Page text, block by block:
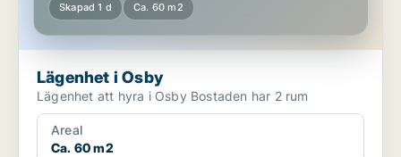
Skapad 1 d Ca. 60 m2
Lägenhet i Osby
Lägenhet att hyra i Osby Bostaden har 2 rum
Areal
Ca. 60 m2